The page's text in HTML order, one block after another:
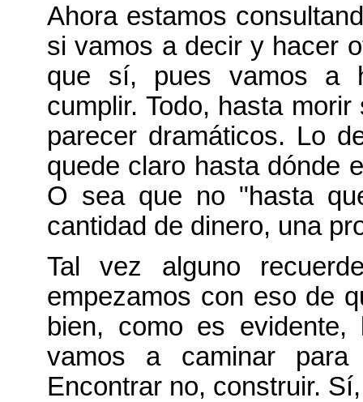
Ahora estamos
si vamos a decir y hacer
que sí, pues vamos a
cumplir. Todo, hasta
parecer dramáticos. Lo
quede claro hasta dónde
O sea que no "hasta
cantidad de dinero, una
Tal vez alguno
empezamos con eso de
bien, como es
vamos a caminar
Encontrar no, construir.